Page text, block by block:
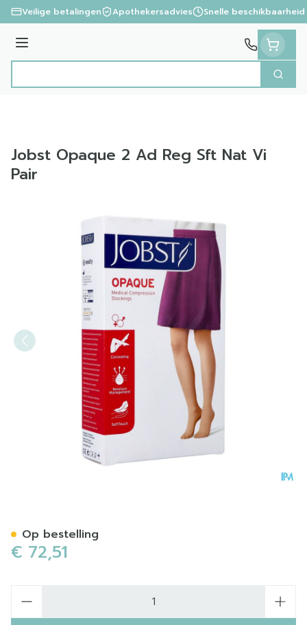
Ga naar de inhoud
Veilige betalingen Apothekersadvies Snelle beschikbaarheid
Menu
Zoek
Jobst Opaque 2 Ad Reg Sft Nat Vi
Pair
€ 72,51
Op bestelling